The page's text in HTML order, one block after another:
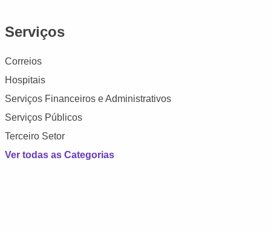
Serviços
Correios
Hospitais
Serviços Financeiros e Administrativos
Serviços Públicos
Terceiro Setor
Ver todas as Categorias